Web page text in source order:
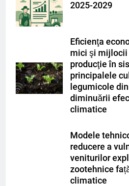
2025-2029
Eficienţa
mici şi mijlocii
producţie în
principalele
legumicole
diminuării
climatice
Modele
reducere a
veniturilor
zootehnice
climatice